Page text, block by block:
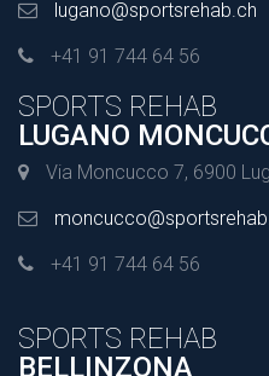
lugano@sportsrehab.ch
+41 91 744 64 56
SPORTS REHAB
LUGANO
Via Moncucco 7, 6900
+41 91 744 64 56
SPORTS REHAB
BELLINZONA